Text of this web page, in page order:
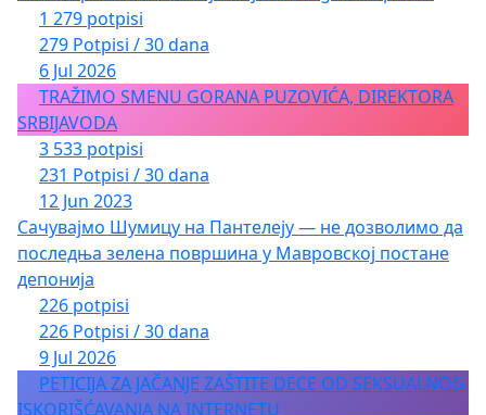
1 279 potpisi
279 Potpisi / 30 dana
6 Jul 2026
TRAŽIMO SMENU GORANA PUZOVIĆA, DIREKTORA
SRBIJAVODA
3 533 potpisi
231 Potpisi / 30 dana
12 Jun 2023
Сачувајмо Шумицу на Пантелеју — не дозволимо да
последња зелена површина у Мавровској постане
депонија
226 potpisi
226 Potpisi / 30 dana
9 Jul 2026
PETICIJA ZA JAČANJE ZAŠTITE DECE OD SEKSUALNOG
ISKORIŠĆAVANJA NA INTERNETU